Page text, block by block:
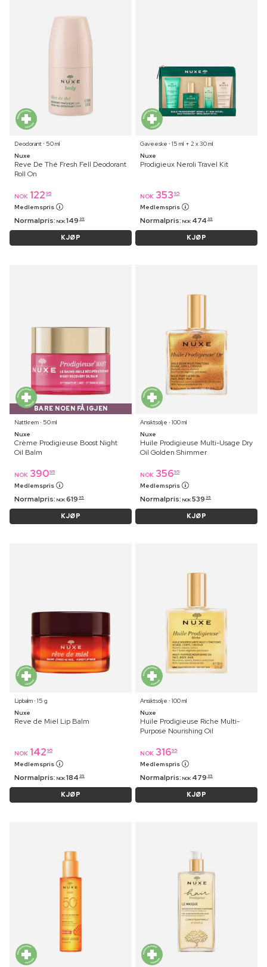
Deodorant ⋅ 50 ml
Nuxe
Reve De Thé Fresh Fell Deodorant
Roll On
NOK 122 95
Medlemspris
Normalpris: NOK 149 95
KJØP
Gaveeske ⋅ 15 ml + 2 x 30 ml
Nuxe
Prodigieux Neroli Travel Kit
NOK 353 95
Medlemspris
Normalpris: NOK 474 95
KJØP
BARE NOEN FÅ IGJEN
Nattkrem ⋅ 50 ml
Nuxe
Crème Prodigieuse Boost Night
Oil Balm
NOK 39095
Medlemspris
Normalpris: NOK 619 95
KJØP
Ansiktsolje ⋅ 100 ml
Nuxe
Huile Prodigieuse Multi-Usage Dry
Oil Golden Shimmer
NOK 35695
Medlemspris
Normalpris: NOK 539 95
KJØP
Lipbalm ⋅ 15 g
Nuxe
Reve de Miel Lip Balm
NOK 142 95
Medlemspris
Normalpris: NOK 184 95
KJØP
Ansiktsolje ⋅ 100 ml
Nuxe
Huile Prodigieuse Riche Multi-
Purpose Nourishing Oil
NOK 31695
Medlemspris
Normalpris: NOK 479 95
KJØP